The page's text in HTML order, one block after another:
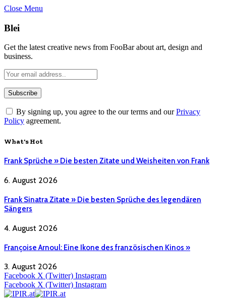
Close Menu
Blei
Get the latest creative news from FooBar about art, design and
business.
By signing up, you agree to the our terms and ourPrivacy
Policy agreement.
What's Hot
Frank Sprüche » Die besten Zitate und Weisheiten von Frank
6. August 2026
Frank Sinatra Zitate » Die besten Sprüche des legendären
Sängers
4. August 2026
Françoise Arnoul: Eine Ikone des französischen Kinos »
3. August 2026
Facebook X (Twitter) Instagram
Facebook X (Twitter) Instagram